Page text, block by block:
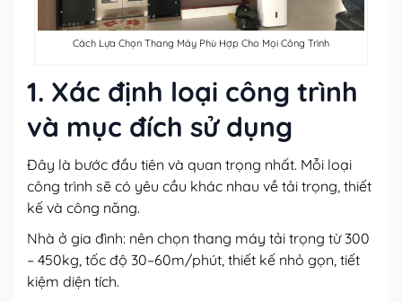
Cách Lựa Chọn Thang Máy Phù Hợp Cho Mọi Công Trình
1. Xác định loại công trình
và mục đích sử dụng
Đây là bước đầu tiên và quan trọng nhất. Mỗi loại
công trình sẽ có yêu cầu khác nhau về tải trọng, thiết
kế và công năng.
Nhà ở gia đình: nên chọn thang máy tải trọng từ 300
– 450kg, tốc độ 30–60m/phút, thiết kế nhỏ gọn, tiết
kiệm diện tích.